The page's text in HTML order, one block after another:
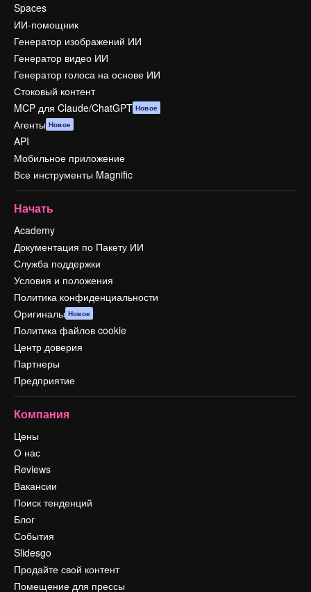
Spaces
ИИ-помощник
Генератор изображений ИИ
Генератор видео ИИ
Генератор голоса на основе ИИ
Стоковый контент
MCP для Claude/ChatGPT Новое
Агенты Новое
API
Мобильное приложение
Все инструменты Magnific
Начать
Academy
Документация по Пакету ИИ
Служба поддержки
Условия и положения
Политика конфиденциальности
Оригиналы Новое
Политика файлов cookie
Центр доверия
Партнеры
Предприятие
Компания
Цены
О нас
Reviews
Вакансии
Поиск тенденций
Блог
События
Slidesgo
Продайте свой контент
Помещение для прессы